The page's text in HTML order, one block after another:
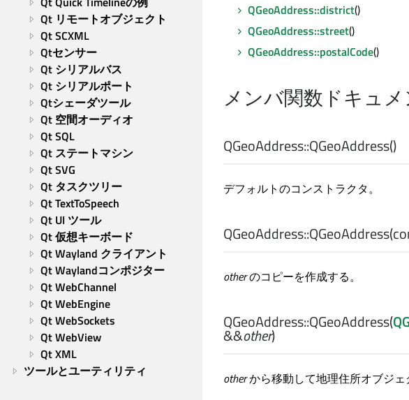
Qt リモートオブジェクト
Qt SCXML
Qtセンサー
Qt シリアルバス
Qt シリアルポート
Qtシェーダツール
Qt 空間オーディオ
Qt SQL
Qt ステートマシン
Qt SVG
Qt タスクツリー
Qt TextToSpeech
Qt UI ツール
Qt 仮想キーボード
Qt Wayland クライアント
Qt Waylandコンポジター
Qt WebChannel
Qt WebEngine
Qt WebSockets
Qt WebView
Qt XML
ツールとユーティリティ
QGeoAddress::district()
QGeoAddress::street()
QGeoAddress::postalCode()
メンバ関数ドキュメ
QGeoAddress::QGeoAddress()
デフォルトのコンストラクタ。
QGeoAddress::QGeoAddress
otherのコピーを作成する。
QGeoAddress::QGeoAddress(
&&other)
otherから移動して地理住所オブジェ